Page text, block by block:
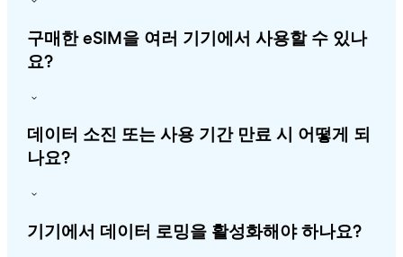
구매한 eSIM을 여러 기기에서 사용할 수 있나
요?
데이터 소진 또는 사용 기간 만료 시 어떻게 되
나요?
기기에서 데이터 로밍을 활성화해야 하나요?